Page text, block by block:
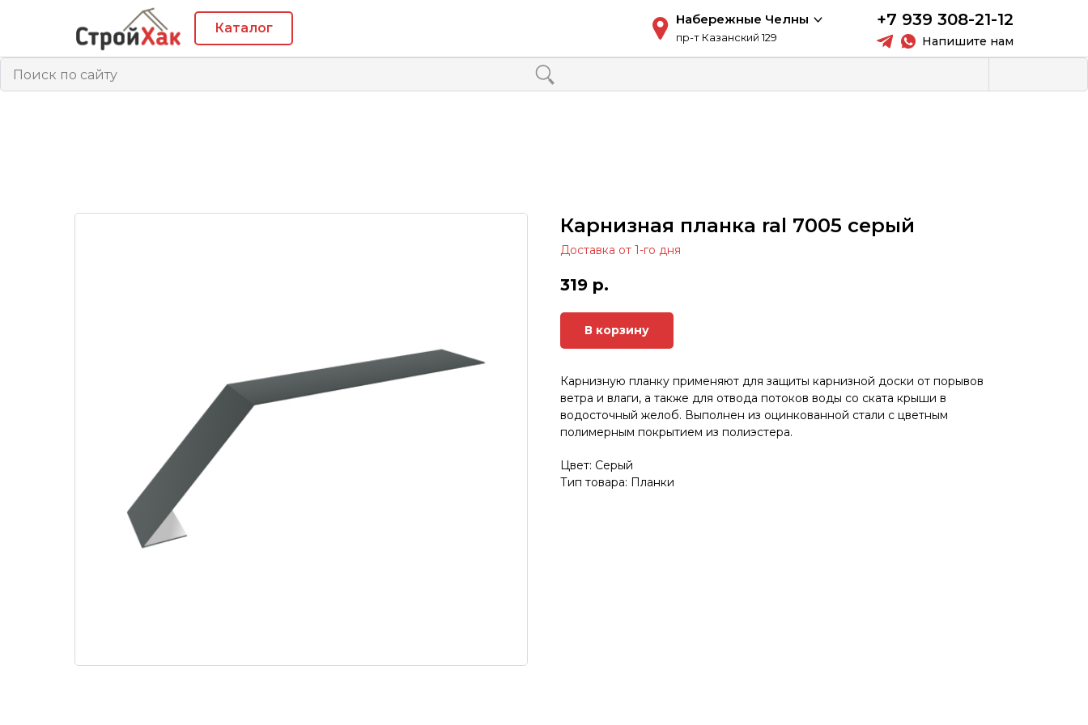
Каталог
пр-т Казанский 129
Набережные Челны +7 939 308-21-12
Напишите нам
Карнизная планка ral 7005 серый
Доставка от 1-го дня
319 р.
В корзину
Карнизную планку применяют для защиты карнизной доски от порывов
ветра и влаги, а также для отвода потоков воды со ската крыши в
водосточный желоб. Выполнен из оцинкованной стали с цветным
полимерным покрытием из полиэстера.
Цвет: Серый
Тип товара: Планки